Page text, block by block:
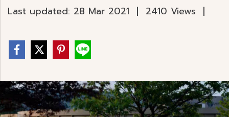
Last updated: 28 Mar 2021 | 2410 Views |